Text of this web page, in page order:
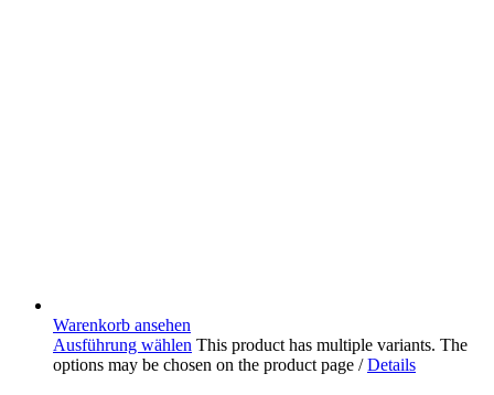
Warenkorb ansehen
Ausführung wählen This product has multiple variants. The
options may be chosen on the product page / Details